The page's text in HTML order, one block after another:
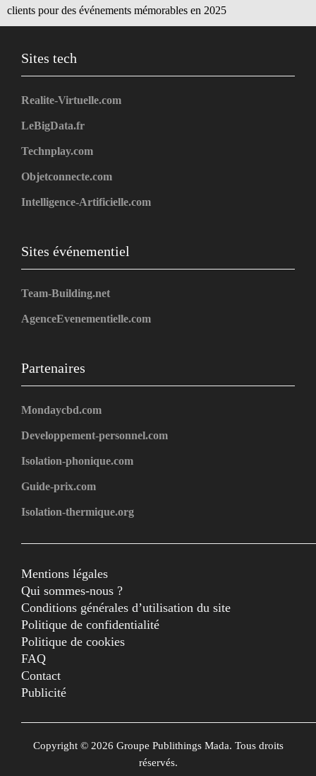
clients pour des événements mémorables en 2025
Sites tech
Realite-Virtuelle.com
LeBigData.fr
Technplay.com
Objetconnecte.com
Intelligence-Artificielle.com
Sites événementiel
Team-Building.net
AgenceEvenementielle.com
Partenaires
Mondaycbd.com
Developpement-personnel.com
Isolation-phonique.com
Guide-prix.com
Isolation-thermique.org
Mentions légales
Qui sommes-nous ?
Conditions générales d’utilisation du site
Politique de confidentialité
Politique de cookies
FAQ
Contact
Publicité
Copyright © 2026 Groupe Publithings Mada. Tous droits
réservés.